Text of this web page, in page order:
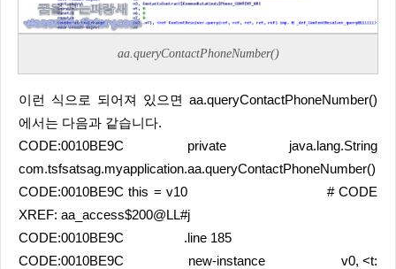
aa.queryContactPhoneNumber()
이런 식으로 되어져 있으면 aa.queryContactPhoneNumber()
에서는 다음과 같습니다.
CODE:0010BE9C private java.lang.String
com.tsfsatsag.myapplication.aa.queryContactPhoneNumber()
CODE:0010BE9C this = v10 # CODE
XREF: aa_access$200@LL#j
CODE:0010BE9C .line 185
CODE:0010BE9C new-instance v0, <t: